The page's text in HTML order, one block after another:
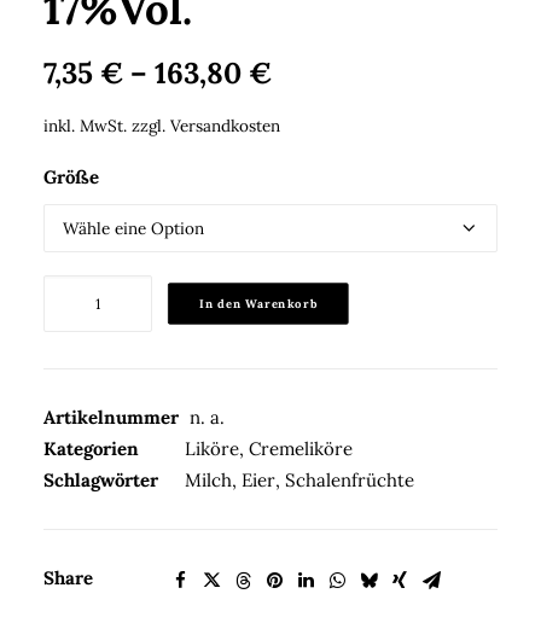
7,35 € – 163,80 €
inkl. MwSt. zzgl. Versandkosten
Größe
Menge
In den Warenkorb
Artikelnummer n. a.
Kategorien
Liköre, Cremeliköre
Schlagwörter
Milch, Eier, Schalenfrüchte
Share